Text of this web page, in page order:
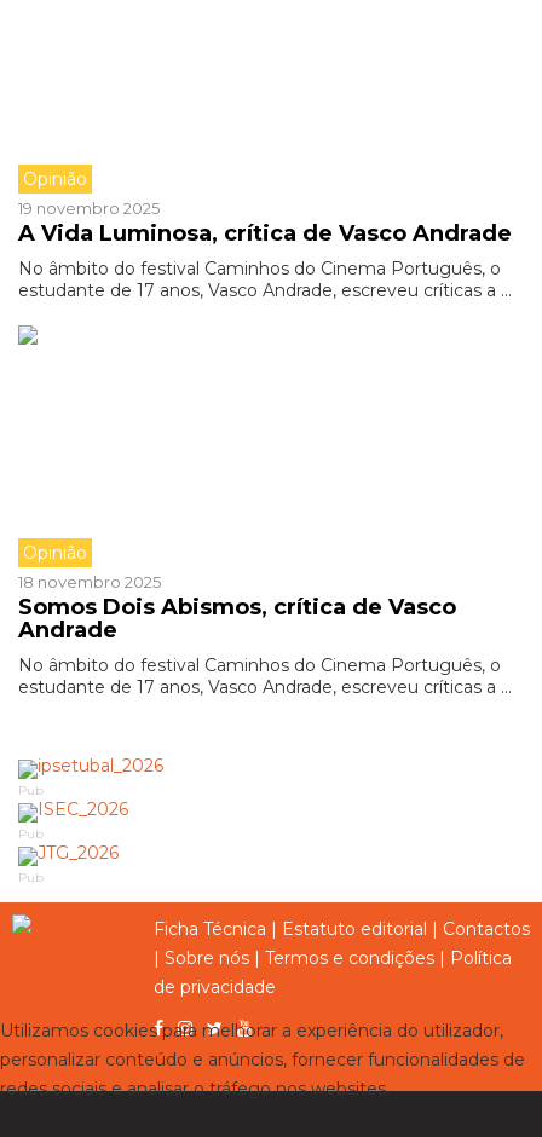
Opinião
19 novembro 2025
A Vida Luminosa, crítica de Vasco Andrade
No âmbito do festival Caminhos do Cinema Português, o
estudante de 17 anos, Vasco Andrade, escreveu críticas a ...
Opinião
18 novembro 2025
Somos Dois Abismos, crítica de Vasco
Andrade
No âmbito do festival Caminhos do Cinema Português, o
estudante de 17 anos, Vasco Andrade, escreveu críticas a ...
Pub
Pub
Pub
Ficha Técnica | Estatuto editorial | Contactos
| Sobre nós | Termos e condições | Política
de privacidade
Utilizamos cookies para melhorar a experiência do utilizador,
personalizar conteúdo e anúncios, fornecer funcionalidades de
redes sociais e analisar o tráfego nos websites.